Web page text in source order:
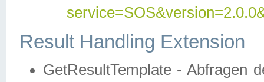
Result Handling Extension
GetResultTemplate - Abfragen